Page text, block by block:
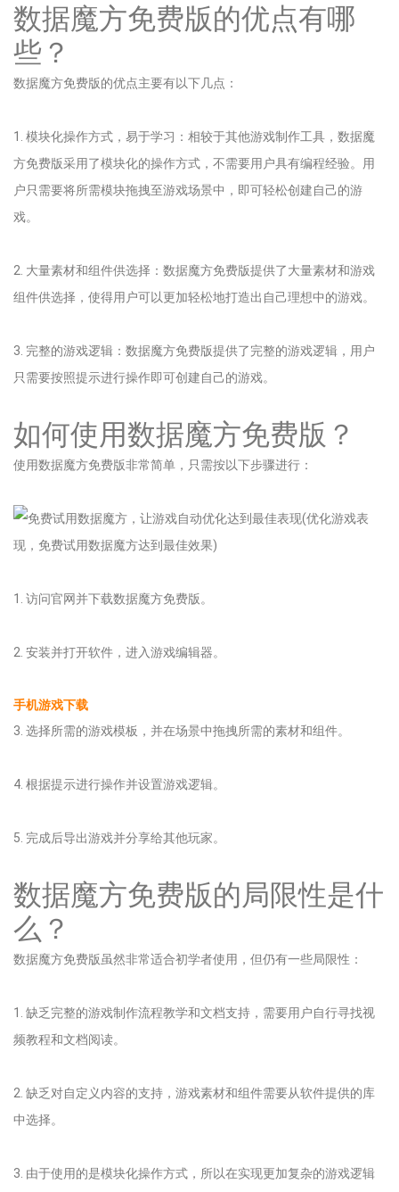
数据魔方免费版的优点有哪
些？
数据魔方免费版的优点主要有以下几点：
1. 模块化操作方式，易于学习：相较于其他游戏制作工具，数据魔
方免费版采用了模块化的操作方式，不需要用户具有编程经验。用
户只需要将所需模块拖拽至游戏场景中，即可轻松创建自己的游
戏。
2. 大量素材和组件供选择：数据魔方免费版提供了大量素材和游戏
组件供选择，使得用户可以更加轻松地打造出自己理想中的游戏。
3. 完整的游戏逻辑：数据魔方免费版提供了完整的游戏逻辑，用户
只需要按照提示进行操作即可创建自己的游戏。
如何使用数据魔方免费版？
使用数据魔方免费版非常简单，只需按以下步骤进行：
1. 访问官网并下载数据魔方免费版。
2. 安装并打开软件，进入游戏编辑器。
手机游戏下载
3. 选择所需的游戏模板，并在场景中拖拽所需的素材和组件。
4. 根据提示进行操作并设置游戏逻辑。
5. 完成后导出游戏并分享给其他玩家。
数据魔方免费版的局限性是什
么？
数据魔方免费版虽然非常适合初学者使用，但仍有一些局限性：
1. 缺乏完整的游戏制作流程教学和文档支持，需要用户自行寻找视
频教程和文档阅读。
2. 缺乏对自定义内容的支持，游戏素材和组件需要从软件提供的库
中选择。
3. 由于使用的是模块化操作方式，所以在实现更加复杂的游戏逻辑